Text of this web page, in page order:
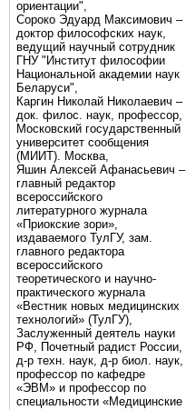
ориентации",
Сороко Эдуард Максимович –
доктор философских наук,
ведущий научный сотрудник
ГНУ "Институт философии
Национальной академии наук
Беларуси",
Каргин Николай Николаевич –
док. филос. наук, профессор,
Московский государственный
университет сообщения
(МИИТ). Москва,
Яшин Алексей Афанасьевич –
главный редактор
всероссийского
литературного журнала
«Приокские зори»,
издаваемого ТулГУ, зам.
главного редактора
всероссийского
теоретического и научно-
практического журнала
«Вестник новых медицинских
технологий» (ТулГУ),
Заслуженный деятель науки
РФ, Почетный радист России,
д-р техн. наук, д-р биол. наук,
профессор по кафедре
«ЭВМ» и профессор по
специальности «Медицинские